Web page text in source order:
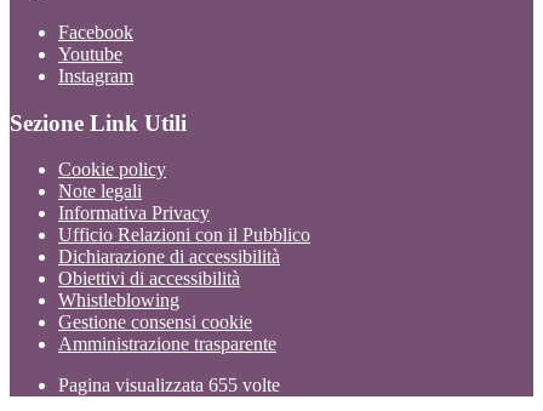
Facebook
Youtube
Instagram
Sezione Link Utili
Cookie policy
Note legali
Informativa Privacy
Ufficio Relazioni con il Pubblico
Dichiarazione di accessibilità
Obiettivi di accessibilità
Whistleblowing
Gestione consensi cookie
Amministrazione trasparente
Pagina visualizzata 655 volte